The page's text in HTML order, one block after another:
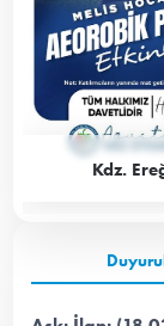
Kdz.